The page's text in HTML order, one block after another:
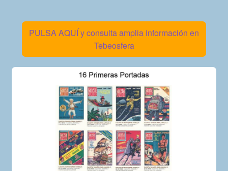
PULSA AQUÍ y consulta amplia información en
Tebeosfera